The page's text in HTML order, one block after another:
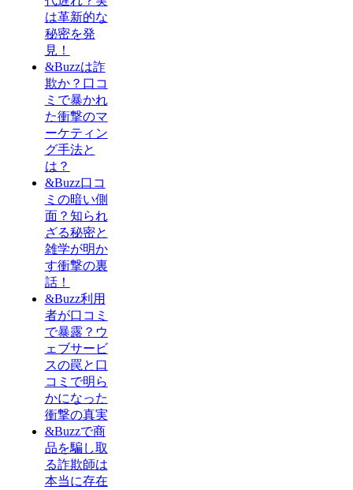
は革新的な
秘密を発
見！
&Buzzは詐
欺か？口コ
ミで暴かれ
た衝撃のマ
ーケティン
グ手法と
は？
&Buzz口コ
ミの暗い側
面？知られ
ざる秘密と
雑学が明か
す衝撃の裏
話！
&Buzz利用
者が口コミ
で暴露？ウ
ェブサービ
スの罠と口
コミで明ら
かになった
衝撃の真実
&Buzzで商
品を騙し取
る詐欺師は
本当に存在